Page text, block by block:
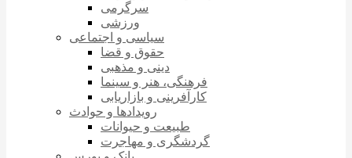
سرگرمی
ورزشی
سیاسی و اجتماعی
حقوق و قضا
دینی و مذهبی
فرهنگی، هنر و سینما
کارآفرینی و بازاریابی
رویدادها و حوادث
طبیعت و حیوانات
گردشگری و مهاجرت